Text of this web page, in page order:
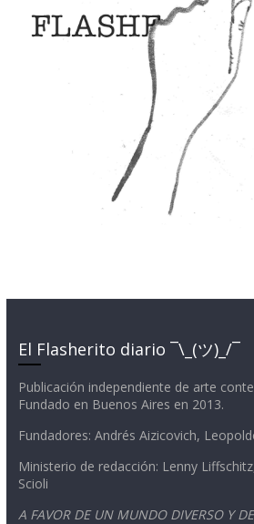
El Flasherito diario ¯\_(ツ)_/¯
Publicación independiente de arte
Fundado en Buenos Aires en 2013.
Fundadores: Andrés Aizicovich,
Ministerio de redacción: Lenny
Scioli
A FAVOR DE UN MUNDO DIVERSO Y